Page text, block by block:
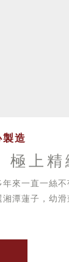
造
極上精
來一直一絲
潭蓮子，幼